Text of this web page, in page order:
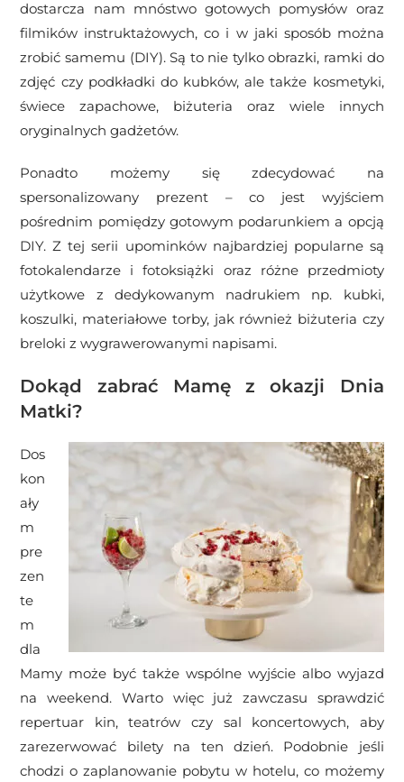
dostarcza nam mnóstwo gotowych pomysłów oraz
filmików instruktażowych, co i w jaki sposób można
zrobić samemu (DIY). Są to nie tylko obrazki, ramki do
zdjęć czy podkładki do kubków, ale także kosmetyki,
świece zapachowe, biżuteria oraz wiele innych
oryginalnych gadżetów.
Ponadto możemy się zdecydować na
spersonalizowany prezent – co jest wyjściem
pośrednim pomiędzy gotowym podarunkiem a opcją
DIY. Z tej serii upominków najbardziej popularne są
fotokalendarze i fotoksiążki oraz różne przedmioty
użytkowe z dedykowanym nadrukiem np. kubki,
koszulki, materiałowe torby, jak również biżuteria czy
breloki z wygrawerowanymi napisami.
Dokąd zabrać Mamę z okazji Dnia
Matki?
Dos
kon
ały
m
pre
zen
te
m
dla
Mamy może być także wspólne wyjście albo wyjazd
na weekend. Warto więc już zawczasu sprawdzić
repertuar kin, teatrów czy sal koncertowych, aby
zarezerwować bilety na ten dzień. Podobnie jeśli
chodzi o zaplanowanie pobytu w hotelu, co możemy